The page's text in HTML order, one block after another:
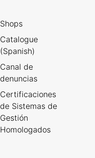
Shops
Catalogue
(Spanish)
Canal de
denuncias
Certificaciones
de Sistemas de
Gestión
Homologados